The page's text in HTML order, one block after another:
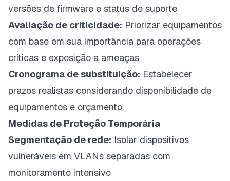
versões de firmware e status de suporte
Avaliação de criticidade: Priorizar equipamentos
com base em sua importância para operações
críticas e exposição a ameaças
Cronograma de substituição: Estabelecer
prazos realistas considerando disponibilidade de
equipamentos e orçamento
Medidas de Proteção Temporária
Segmentação de rede: Isolar dispositivos
vulneráveis em VLANs separadas com
monitoramento intensivo